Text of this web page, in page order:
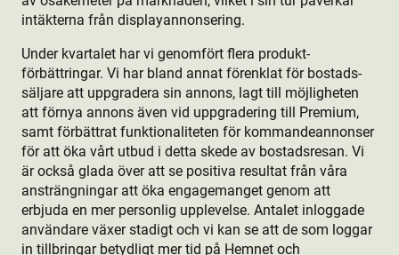
intäkterna från displayannonsering.
Under kvartalet har vi genomfört flera produkt­
förbättringar. Vi har bland annat förenklat för bostads­
säljare att uppgradera sin annons, lagt till möjligheten
att förnya annons även vid uppgradering till Premium,
samt förbättrat funktion­aliteten för kommandeannonser
för att öka vårt utbud i detta skede av bostads­resan. Vi
är också glada över att se positiva resultat från våra
ansträngningar att öka engagemanget genom att
erbjuda en mer personlig upplevelse. Antalet inloggade
användare växer stadigt och vi kan se att de som loggar
in tillbringar betydligt mer tid på Hemnet och